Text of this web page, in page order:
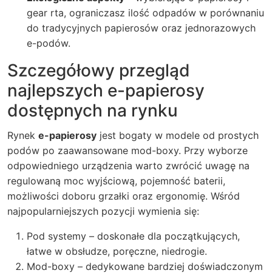
gear rta, ograniczasz ilość odpadów w porównaniu
do tradycyjnych papierosów oraz jednorazowych
e-podów.
Szczegółowy przegląd
najlepszych e-papierosy
dostępnych na rynku
Rynek e-papierosy jest bogaty w modele od prostych
podów po zaawansowane mod-boxy. Przy wyborze
odpowiedniego urządzenia warto zwrócić uwagę na
regulowaną moc wyjściową, pojemność baterii,
możliwości doboru grzałki oraz ergonomię. Wśród
najpopularniejszych pozycji wymienia się:
Pod systemy – doskonałe dla początkujących,
łatwe w obsłudze, poręczne, niedrogie.
Mod-boxy – dedykowane bardziej doświadczonym